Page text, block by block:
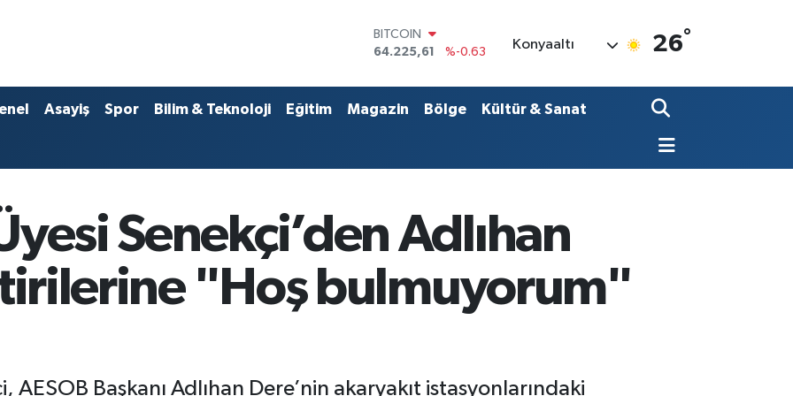
DOLAR
47,7143
%0.16
55,0317
%-0.02
STERLİN
64.225,61
%-0.63
Konyaaltı 26°
Asayiş Spor Bilim & Teknoloji Eğitim Magazin Bölge Kültür & Sanat
Senekçi’den Adlıhan
"Hoş bulmuyorum"
AESOB Başkanı Adlıhan Dere’nin akaryakıt istasyonlarındaki